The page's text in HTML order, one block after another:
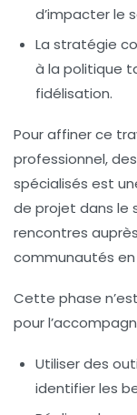
d’impacter le
La stratégie
à la politique
fidélisation.
Pour affiner ce
professionnel,
spécialisés est
de projet dans le
rencontres
communautés
Cette phase
pour
Utiliser des
identifier les